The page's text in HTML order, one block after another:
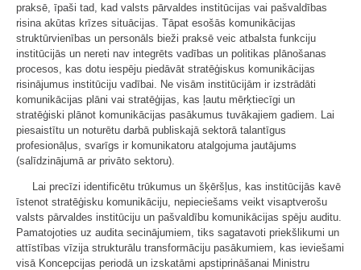
praksē, īpaši tad, kad valsts pārvaldes institūcijas vai pašvaldības
risina akūtas krīzes situācijas. Tāpat esošās komunikācijas
struktūrvienības un personāls bieži praksē veic atbalsta funkciju
institūcijās un nereti nav integrēts vadības un politikas plānošanas
procesos, kas dotu iespēju piedāvāt stratēģiskus komunikācijas
risinājumus institūciju vadībai. Ne visām institūcijām ir izstrādāti
komunikācijas plāni vai stratēģijas, kas ļautu mērķtiecīgi un
stratēģiski plānot komunikācijas pasākumus tuvākajiem gadiem. Lai
piesaistītu un noturētu darbā publiskajā sektorā talantīgus
profesionāļus, svarīgs ir komunikatoru atalgojuma jautājums
(salīdzinājumā ar privāto sektoru).
Lai precīzi identificētu trūkumus un šķēršļus, kas institūcijās kavē
īstenot stratēģisku komunikāciju, nepieciešams veikt visaptverošu
valsts pārvaldes institūciju un pašvaldību komunikācijas spēju auditu.
Pamatojoties uz audita secinājumiem, tiks sagatavoti priekšlikumi un
attīstības vīzija strukturālu transformāciju pasākumiem, kas ieviešami
visā Koncepcijas periodā un izskatāmi apstiprināšanai Ministru